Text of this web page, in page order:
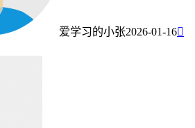
爱学习的小张2026-01-16